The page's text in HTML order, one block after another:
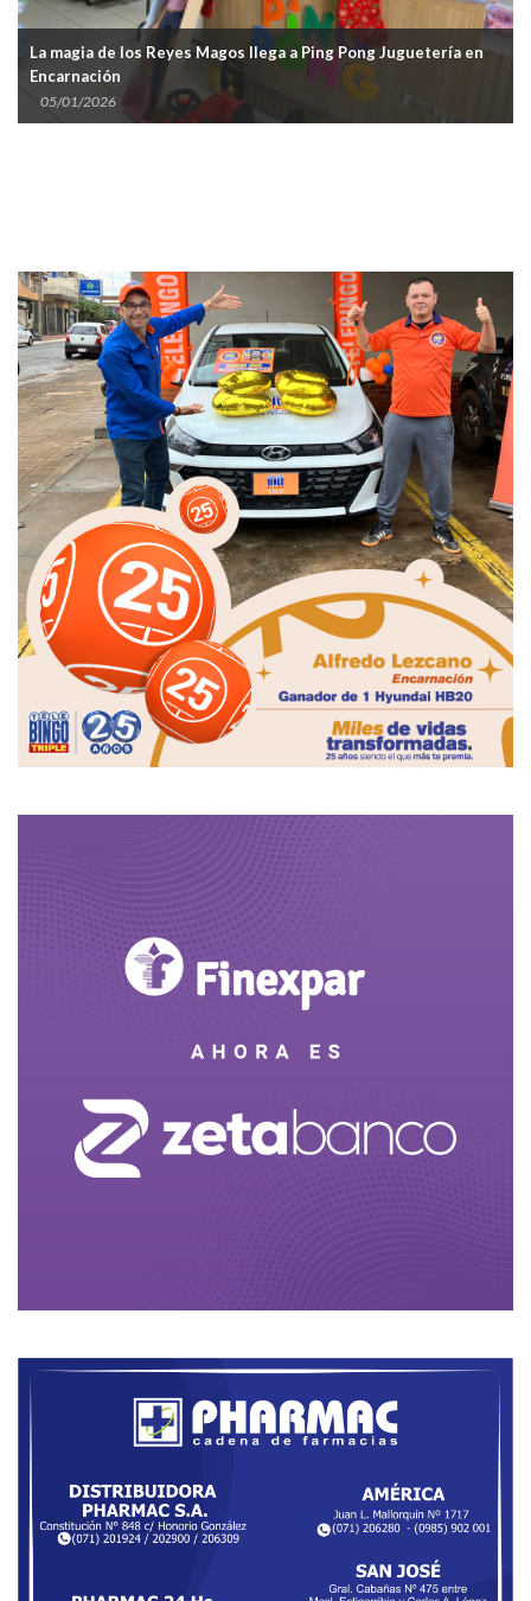
La magia de los Reyes Magos llega a Ping Pong Juguetería en
Encarnación
05/01/2026